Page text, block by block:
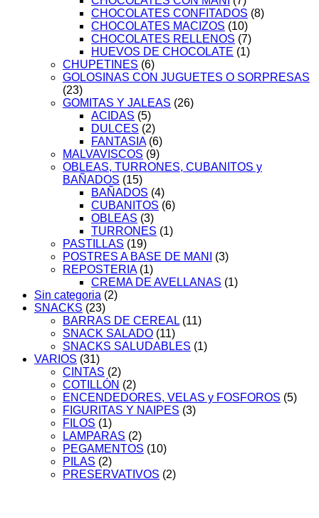
CHOCOLATES CONFITADOS (8)
CHOCOLATES MACIZOS (10)
CHOCOLATES RELLENOS (7)
HUEVOS DE CHOCOLATE (1)
CHUPETINES (6)
GOLOSINAS CON JUGUETES O SORPRESAS
(23)
GOMITAS Y JALEAS (26)
ACIDAS (5)
DULCES (2)
FANTASIA (6)
MALVAVISCOS (9)
OBLEAS, TURRONES, CUBANITOS y
BAÑADOS (15)
BAÑADOS (4)
CUBANITOS (6)
OBLEAS (3)
TURRONES (1)
PASTILLAS (19)
POSTRES A BASE DE MANI
(3)
REPOSTERIA (1)
CREMA DE AVELLANAS (1)
Sin categoria (2)
SNACKS (23)
BARRAS DE CEREAL (11)
SNACK SALADO (11)
SNACKS SALUDABLES (1)
VARIOS (31)
CINTAS (2)
COTILLÓN (2)
ENCENDEDORES, VELAS y FOSFOROS (5)
FIGURITAS Y NAIPES (3)
FILOS (1)
LAMPARAS (2)
PEGAMENTOS (10)
PILAS (2)
PRESERVATIVOS (2)